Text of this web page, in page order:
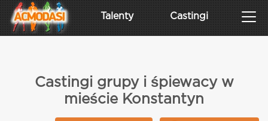
Talenty Castingi
Castingi grupy i śpiewacy w
mieście Konstantyn